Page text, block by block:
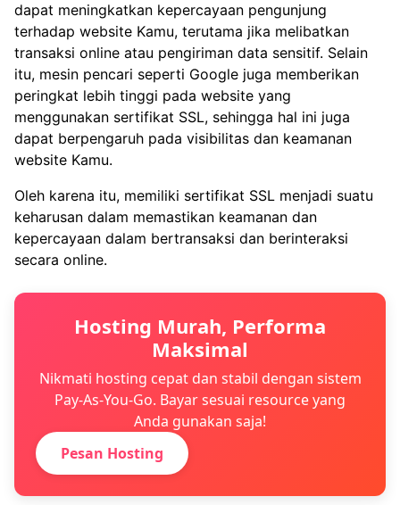
dapat meningkatkan kepercayaan pengunjung
terhadap website Kamu, terutama jika melibatkan
transaksi online atau pengiriman data sensitif. Selain
itu, mesin pencari seperti Google juga memberikan
peringkat lebih tinggi pada website yang
menggunakan sertifikat SSL, sehingga hal ini juga
dapat berpengaruh pada visibilitas dan keamanan
website Kamu.
Oleh karena itu, memiliki sertifikat SSL menjadi suatu
keharusan dalam memastikan keamanan dan
kepercayaan dalam bertransaksi dan berinteraksi
secara online.
Hosting Murah, Performa
Maksimal
Nikmati hosting cepat dan stabil dengan sistem
Pay-As-You-Go. Bayar sesuai resource yang
Anda gunakan saja!
Pesan Hosting